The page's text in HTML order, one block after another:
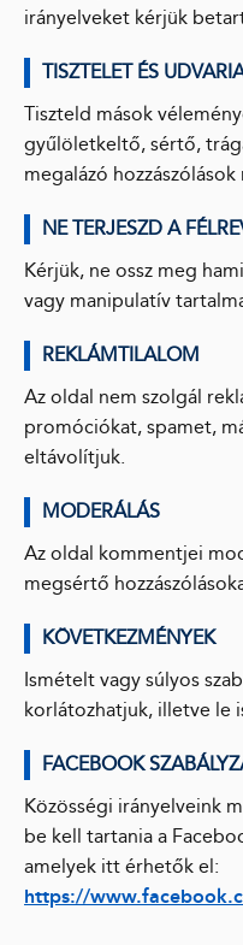
irányelveket kérjük
TISZTELET ÉS
Tiszteld mások
gyűlöletkeltő, sértő,
megalázó
NE TERJESZD A
Kérjük, ne ossz meg
vagy manipulatív
REKLÁMTILALOM
Az oldal nem szolgál
promóciókat, spamet,
eltávolítjuk.
MODERÁLÁS
Az oldal kommentjei
megsértő
KÖVETKEZMÉNYEK
Ismételt vagy súlyos
korlátozhatjuk, illetve le
FACEBOOK
Közösségi irányelveink
be kell tartania a
amelyek itt érhetők el:
https://